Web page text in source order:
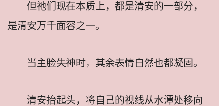
但祂们现在本质上，都是清安的一部分，
是清安万千面容之一。
当主脸失神时，其余表情自然也都凝固。
清安抬起头，将自己的视线从水潭处移向